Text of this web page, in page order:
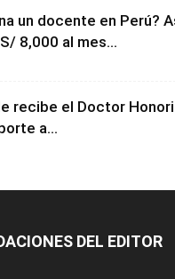
un docente en Perú?
8,000 al mes...
recibe el Doctor
a...
DEL EDITOR